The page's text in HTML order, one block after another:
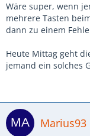
Wäre super, wenn
mehrere Tasten
dann zu einem
Heute Mittag geht
jemand ein solches
Marius93